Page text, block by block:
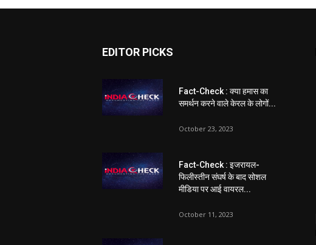
EDITOR PICKS
Fact-Check : क्या हमास का
समर्थन करने वाले केरल के लोगों...
October 23, 2023
Fact-Check : इजरायल-
फिलीस्तीन संघर्ष के बाद सोशल
मीडिया पर आई वायरल...
October 11, 2023